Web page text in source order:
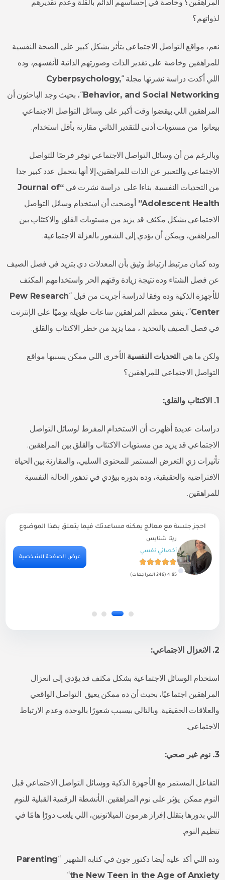
المراهقين؟ وخاصة في إحساسهم الدائم بالقلة وعدم تقديرهم
لذواتهم؟
نعم، مواقع التواصل الاجتماعي بتأثر بشكل كبير على الصحة النفسية
للمراهقين وخاصة على تقدير الذات وصورتهم الذاتية لأنفسهم، وده
اللي أكدت دراسة نشرتها مجلة “Cyberpsychology,
Behavior, and Social Networking“، بحيث وجد الباحثون أن
المراهقين اللي بيقضوا وقت أكبر على وسائل التواصل الاجتماعي
بيعانوا من مستويات أدنى للتقدير الذاتي مقارنة بأقل استخدام.
وبالرغم من أن وسائل التواصل الاجتماعي توفر فرصًا للتواصل
الاجتماعي والتعبير عن الذات للمراهقين،إلا أنها بتحمل عدد كبير جدا
من التحديات النفسية. بناءا على دراسة نشرت في
“Journal of
Adolescent Health”
أوضحت أن استخدام وسائل التواصل
الاجتماعي بشكل مكثف قد يزيد من مستويات القلق والاكتئاب بين
المراهقين، ويمكن أن يؤدي إلى الشعور بالعزلة الاجتماعية.
وده كمان مرتبط ارتباط وثيق بأن المعدلات دي بتزيد في فصل الصيف
عن فصل الشتاء وده نتيجة زيادة وقتهم الحر واستخدامهم المكثف
للأجهزة الذكية وده وفقا لدراسة أجريت من قبل “Pew Research
Center“، ينفق معظم المراهقين ساعات طويلة يوميًا على الإنترنت
في فصل الصيف بالتحديد ، مما يزيد من خطر الاكتئاب والقلق.
ولكن ما هي التحديات النفسية الأخرى اللي ممكن يسببها مواقع
التواصل الاجتماعي للمراهقين؟
1. الاكتئاب والقلق:
دراسات عديدة أظهرت أن الاستخدام المفرط لوسائل التواصل
الاجتماعي قد يزيد من مستويات الاكتئاب والقلق بين المراهقين.
تأثيرات زي التعرض المستمر للمحتوى السلبي، والمقارنة بين الحياة
الافتراضية والحقيقية، وده بدوره بيؤدي في تدهور الحالة النفسية
للمراهقين.
احجز جلسة مع معالج يمكنه مساعدتك فيما يتعلق بهذا الموضوع
ريتا شنايس
أخصائي نفسي
4.95 (246 المراجعات)
عرض الصفحة الشخصية
2. الانعزال الاجتماعي:
استخدام الوسائل الاجتماعية بشكل مكثف قد يؤدي إلى انعزال
المراهقين اجتماعيًا، بحيث أن ده ممكن يعيق التواصل الواقعي
والعلاقات الحقيقية. وبالتالي بيسبب شعورًا بالوحدة وعدم الارتباط
الاجتماعي.
3. نوم غير صحي:
التفاعل المستمر مع الأجهزة الذكية ووسائل التواصل الاجتماعي قبل
النوم ممكن يؤثر على نوم المراهقين. الأنشطة الرقمية القبلية للنوم
اللي بدورها بتقلل إفراز هرمون الميلاتونين، اللي يلعب دورًا هامًا في
تنظيم النوم.
وده اللي أكد عليه أيضا دكتور جون في كتابه الشهير “Parenting
the New Teen in the Age of Anxiety
“